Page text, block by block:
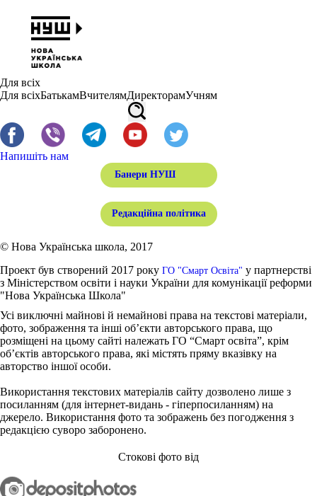
Для всіх
Для всіхБатькамВчителямДиректорамУчням
Напишіть нам
Банери НУШ
Редакційна політика
© Нова Українська школа, 2017
Проект був створений 2017 року ГО "Смарт Освіта" у партнерстві
з Міністерством освіти і науки України для комунікації реформи
"Нова Українська Школа"
Усі виключні майнові й немайнові права на текстові матеріали,
фото, зображення та інші об’єкти авторського права, що
розміщені на цьому сайті належать ГО “Смарт освіта”, крім
об’єктів авторського права, які містять пряму вказівку на
авторство іншої особи.
Використання текстових матеріалів сайту дозволено лише з
посиланням (для інтернет-видань - гіперпосиланням) на
джерело. Використання фото та зображень без погодження з
редакцією суворо заборонено.
Стокові фото від